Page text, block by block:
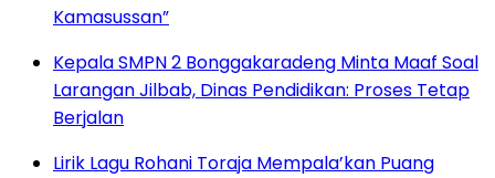
Kamasussan”
Kepala SMPN 2 Bonggakaradeng Minta Maaf Soal
Larangan Jilbab, Dinas Pendidikan: Proses Tetap
Berjalan
Lirik Lagu Rohani Toraja Mempala’kan Puang